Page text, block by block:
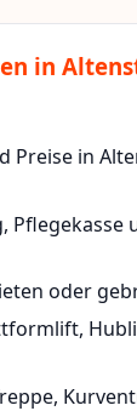
in
Preise in
oder